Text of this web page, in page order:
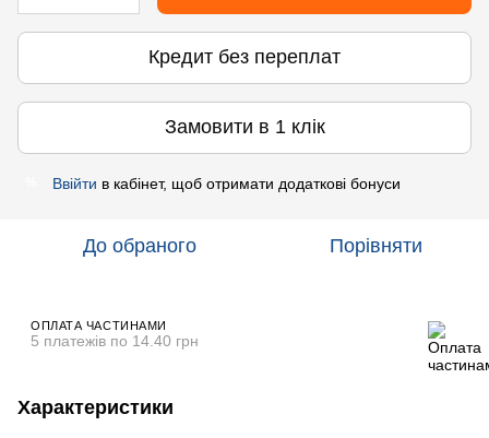
Кредит без переплат
Замовити в 1 клік
Ввійти в кабінет, щоб отримати додаткові бонуси
До обраного Порівняти
ОПЛАТА ЧАСТИНАМИ
5 платежів по 14.40 грн
Характеристики